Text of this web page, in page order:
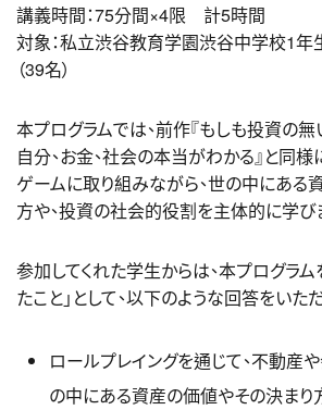
講義時間：75分間×4限 計5時間
対象：私立渋谷教育学園渋谷中学校1
（39名）
本プログラムでは、前作『もしも投資の
自分、お金、社会の本当がわかる』と同様
ゲームに取り組みながら、世の中にある
方や、投資の社会的役割を主体的に学び
参加してくれた学生からは、本プログラム
たこと」として、以下のような回答をいた
ロールプレイングを通じて、不動産
の中にある資産の価値やその決まり